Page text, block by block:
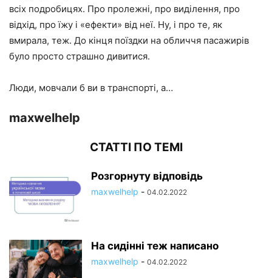
всіх подробицях. Про пролежні, про виділення, про
відхід, про їжу і «ефекти» від неї. Ну, і про те, як
вмирала, теж. До кінця поїздки на обличчя пасажирів
було просто страшно дивитися.
Люди, мовчали б ви в транспорті, а…
maxwelhelp
СТАТТІ ПО ТЕМІ
Розгорнуту відповідь
maxwelhelp - 04.02.2022
На сидінні теж написано
maxwelhelp - 04.02.2022